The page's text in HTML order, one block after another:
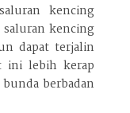
kencing
kencing
dapat terjalin
ini lebih kerap
berbadan